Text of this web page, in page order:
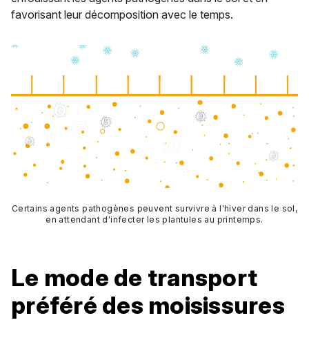
favorisant leur décomposition avec le temps.
Certains agents pathogènes peuvent survivre à l'hiver dans le sol,
en attendant d'infecter les plantules au printemps.
Le mode de transport
préféré des moisissures